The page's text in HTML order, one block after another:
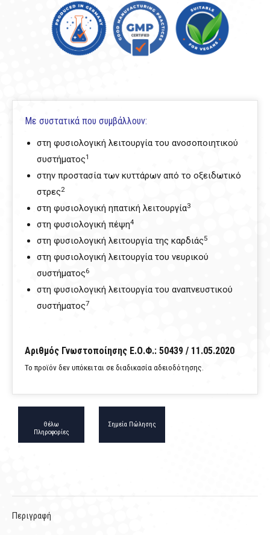
Με συστατικά που συμβάλλουν:
στη φυσιολογική λειτουργία του ανοσοποιητικού
συστήματος1
στην προστασία των κυττάρων από το οξειδωτικό
στρες2
στη φυσιολογική ηπατική λειτουργία3
στη φυσιολογική πέψη4
στη φυσιολογική λειτουργία της καρδιάς5
στη φυσιολογική λειτουργία του νευρικού
συστήματος6
στη φυσιολογική λειτουργία του αναπνευστικού
συστήματος7
Αριθμός Γνωστοποίησης Ε.Ο.Φ.: 50439 / 11.05.2020
Το προϊόν δεν υπόκειται σε διαδικασία αδειοδότησης.
Θέλω
Πληροφορίες
Σημεία Πώλησης
Περιγραφή